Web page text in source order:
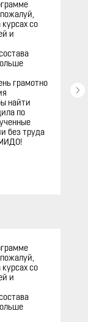
со
и
грамотно
найти
по
без труда
МИДО!
со
и